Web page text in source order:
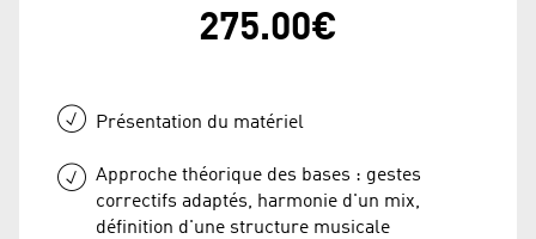
275.00€
Présentation du matériel
Approche théorique des bases : gestes
correctifs adaptés, harmonie d'un mix,
définition d'une structure musicale